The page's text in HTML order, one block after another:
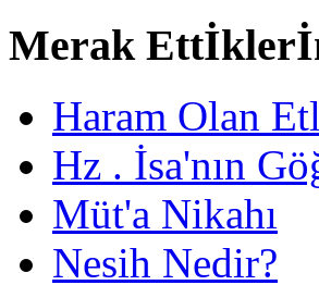
Merak
Haram Olan
Hz . İsa'nın
Müt'a Nikahı
Nesih Nedir?